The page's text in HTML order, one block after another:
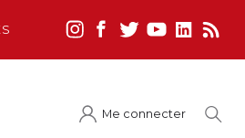
Me connecter